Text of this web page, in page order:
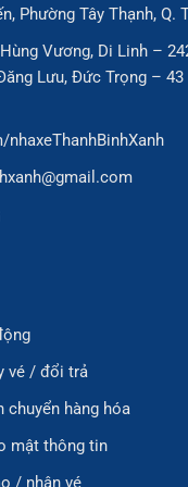
Phường Tây Thạnh, Q.
Vương, Di Linh –
Lưu, Đức Trọng – 43
vé / đổi trả
chuyển hàng hóa
mật thông tin
/ nhận vé